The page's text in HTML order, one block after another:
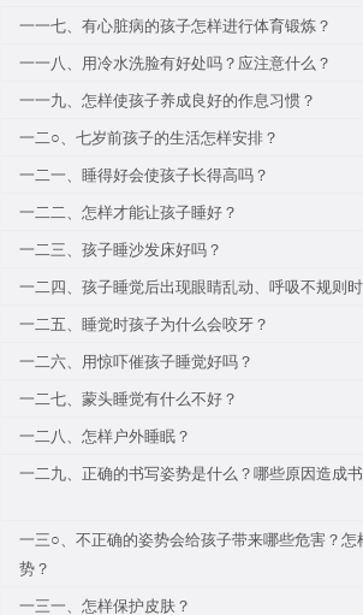
一一七、有心脏病的孩子怎样进行体育锻炼？
一一八、用冷水洗脸有好处吗？应注意什么？
一一九、怎样使孩子养成良好的作息习惯？
一二○、七岁前孩子的生活怎样安排？
一二一、睡得好会使孩子长得高吗？
一二二、怎样才能让孩子睡好？
一二三、孩子睡沙发床好吗？
一二四、孩子睡觉后出现眼睛乱动、呼吸不规则
一二五、睡觉时孩子为什么会咬牙？
一二六、用惊吓催孩子睡觉好吗？
一二七、蒙头睡觉有什么不好？
一二八、怎样户外睡眠？
一二九、正确的书写姿势是什么？哪些原因造成
一三○、不正确的姿势会给孩子带来哪些危害？
势？
一三一、怎样保护皮肤？